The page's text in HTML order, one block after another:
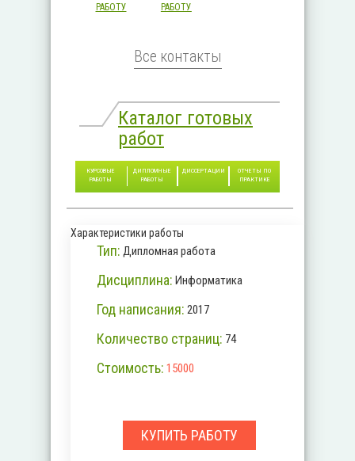
РАБОТУ
РАБОТУ
Все контакты
Каталог готовых
работ
КУРСОВЫЕ
РАБОТЫ
ДИПЛОМНЫЕ
РАБОТЫ
ДИССЕРТАЦИИ
ОТЧЕТЫ ПО
ПРАКТИКЕ
Характеристики работы
Тип: Дипломная работа
Дисциплина: Информатика
Год написания: 2017
Количество страниц: 74
Стоимость: 15000
КУПИТЬ РАБОТУ